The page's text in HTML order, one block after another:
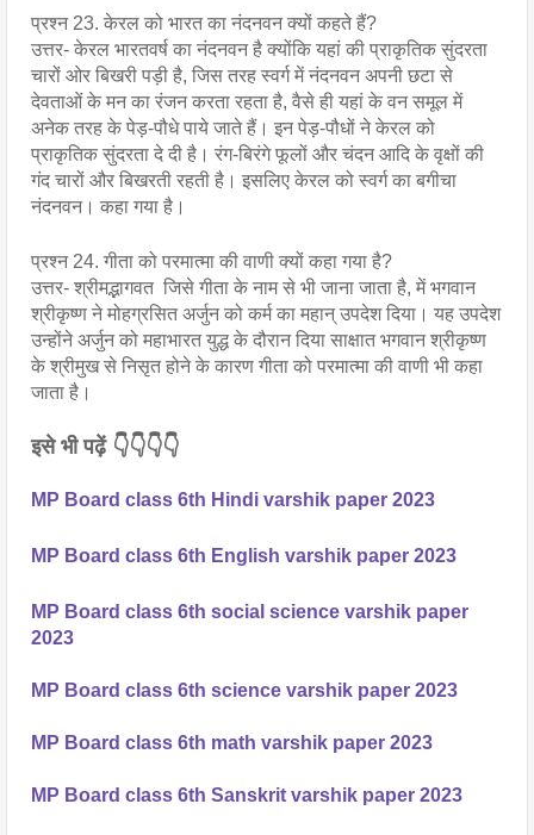
प्रश्न 23. केरल को भारत का नंदनवन क्यों कहते हैं?
उत्तर- केरल भारतवर्ष का नंदनवन है क्योंकि यहां की प्राकृतिक सुंदरता
चारों ओर बिखरी पड़ी है, जिस तरह स्वर्ग में नंदनवन अपनी छटा से
देवताओं के मन का रंजन करता रहता है, वैसे ही यहां के वन समूल में
अनेक तरह के पेड़-पौधे पाये जाते हैं। इन पेड़-पौधों ने केरल को
प्राकृतिक सुंदरता दे दी है। रंग-बिरंगे फूलों और चंदन आदि के वृक्षों की
गंद चारों और बिखरती रहती है। इसलिए केरल को स्वर्ग का बगीचा
नंदनवन। कहा गया है।
प्रश्न 24. गीता को परमात्मा की वाणी क्यों कहा गया है?
उत्तर- श्रीमद्भागवत  जिसे गीता के नाम से भी जाना जाता है, में भगवान
श्रीकृष्ण ने मोहग्रसित अर्जुन को कर्म का महान् उपदेश दिया। यह उपदेश
उन्होंने अर्जुन को महाभारत युद्ध के दौरान दिया साक्षात भगवान श्रीकृष्ण
के श्रीमुख से निसृत होने के कारण गीता को परमात्मा की वाणी भी कहा
जाता है।
इसे भी पढ़ें 👇👇👇👇
MP Board class 6th Hindi varshik paper 2023
MP Board class 6th English varshik paper 2023
MP Board class 6th social science varshik paper
2023
MP Board class 6th science varshik paper 2023
MP Board class 6th math varshik paper 2023
MP Board class 6th Sanskrit varshik paper 2023